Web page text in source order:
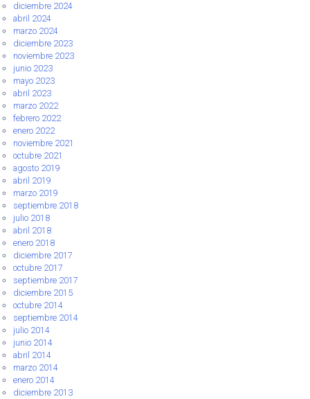
diciembre 2024
abril 2024
marzo 2024
diciembre 2023
noviembre 2023
junio 2023
mayo 2023
abril 2023
marzo 2022
febrero 2022
enero 2022
noviembre 2021
octubre 2021
agosto 2019
abril 2019
marzo 2019
septiembre 2018
julio 2018
abril 2018
enero 2018
diciembre 2017
octubre 2017
septiembre 2017
diciembre 2015
octubre 2014
septiembre 2014
julio 2014
junio 2014
abril 2014
marzo 2014
enero 2014
diciembre 2013